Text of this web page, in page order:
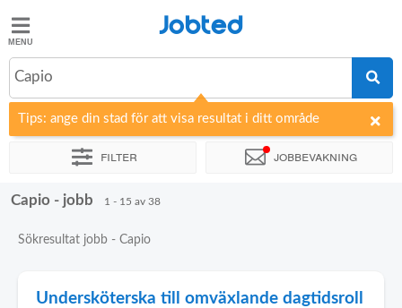
Jobted
Jobb
Jobted
Capio
Tips: ange din stad för att visa resultat i ditt område
Filter Jobbevakning
Sortera efter Företag
Capio - jobb 1 - 15 av 38
Sökresultat jobb - Capio
Undersköterska till omväxlande dagtidsroll